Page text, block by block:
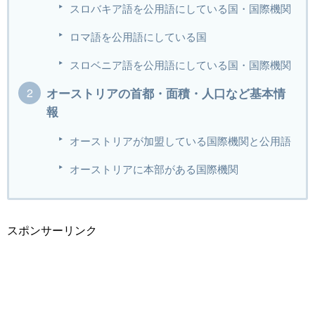
スロバキア語を公用語にしている国・国際機関
ロマ語を公用語にしている国
スロベニア語を公用語にしている国・国際機関
オーストリアの首都・面積・人口など基本情
報
オーストリアが加盟している国際機関と公用語
オーストリアに本部がある国際機関
スポンサーリンク